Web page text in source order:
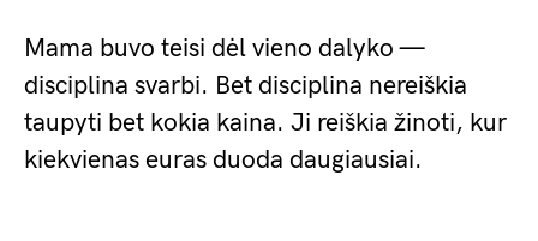
Mama buvo teisi dėl vieno dalyko —
disciplina svarbi. Bet disciplina nereiškia
taupyti bet kokia kaina. Ji reiškia žinoti, kur
kiekvienas euras duoda daugiausiai.